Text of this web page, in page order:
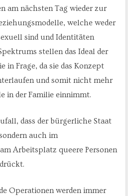
am nächsten Tag wieder zur
welche weder
sind und Identitäten
stellen das Ideal der
in Frage, da sie das Konzept
und somit nicht mehr
in der Familie einnimmt.
dass der bürgerliche Staat
auch im
Arbeitsplatz queere Personen
Operationen werden immer